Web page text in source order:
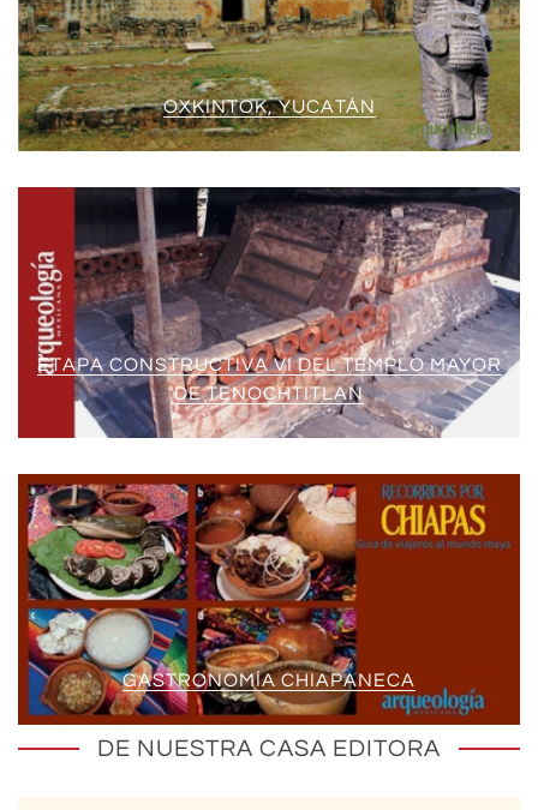
OXKINTOK, YUCATÁN
ETAPA CONSTRUCTIVA VI DEL TEMPLO MAYOR
DE TENOCHTITLAN
GASTRONOMÍA CHIAPANECA
DE NUESTRA CASA EDITORA